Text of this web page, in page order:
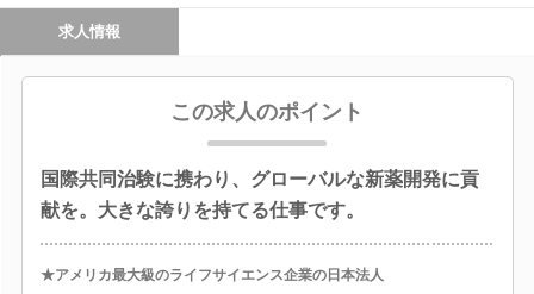
求人情報
この求人のポイント
国際共同治験に携わり、グローバルな新薬開発に貢
献を。大きな誇りを持てる仕事です。
★アメリカ最大級のライフサイエンス企業の日本法人